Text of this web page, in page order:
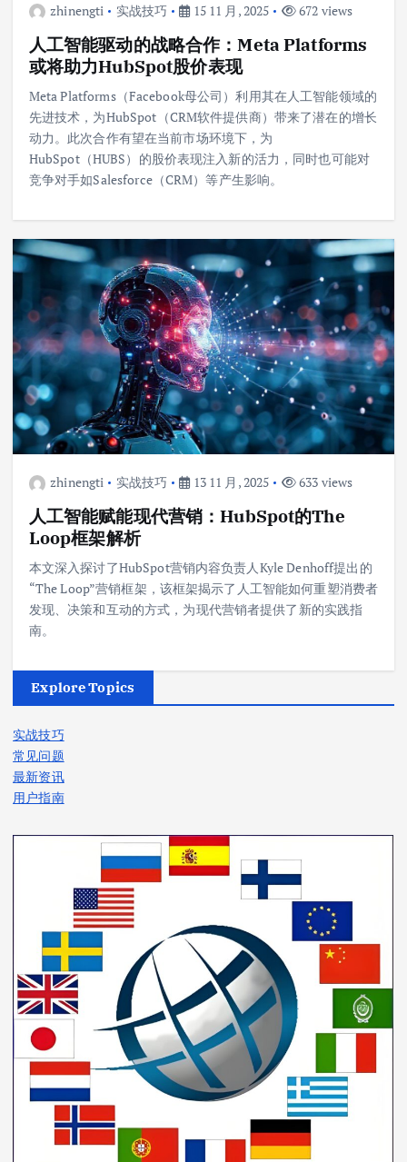
zhinengti 实战技巧 15 11 月, 2025 672 views
人工智能驱动的战略合作：Meta Platforms
或将助力HubSpot股价表现
Meta Platforms（Facebook母公司）利用其在人工智能领域的
先进技术，为HubSpot（CRM软件提供商）带来了潜在的增长
动力。此次合作有望在当前市场环境下，为
HubSpot（HUBS）的股价表现注入新的活力，同时也可能对
竞争对手如Salesforce（CRM）等产生影响。
zhinengti 实战技巧 13 11 月, 2025 633 views
人工智能赋能现代营销：HubSpot的The
Loop框架解析
本文深入探讨了HubSpot营销内容负责人Kyle Denhoff提出的
“The Loop”营销框架，该框架揭示了人工智能如何重塑消费者
发现、决策和互动的方式，为现代营销者提供了新的实践指
南。
Explore Topics
实战技巧
常见问题
最新资讯
用户指南